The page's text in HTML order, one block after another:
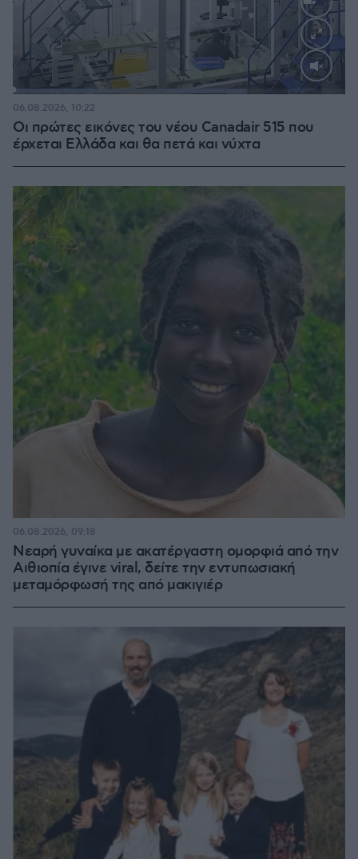
Loaded
Οι πρώτες εικόνες του νέου Canadair 515 που
έρχεται Ελλάδα και θα πετά και νύχτα
06.08.2026, 10:22
Νεαρή γυναίκα με ακατέργαστη ομορφιά από την
Αιθιοπία έγινε viral, δείτε την εντυπωσιακή
μεταμόρφωσή της από μακιγιέρ
06.08.2026, 09:18